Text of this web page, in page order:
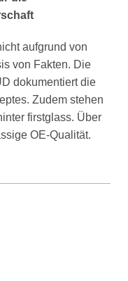
aufgrund von
von Fakten. Die
dokumentiert die
Zudem stehen
firstglass. Über
OE-Qualität.